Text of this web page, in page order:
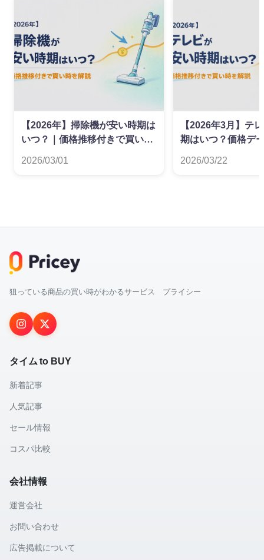
【2026年】掃除機が安い時期は
いつ？｜価格推移付きで買い時
2026/03/01
【2026年3月】テ
期はいつ？価格デ
2026/03/22
狙っている商品の買い時がわかるサービス プライシー
タイム to BUY
新着記事
人気記事
セール情報
コスパ比較
会社情報
運営会社
お問い合わせ
広告掲載について